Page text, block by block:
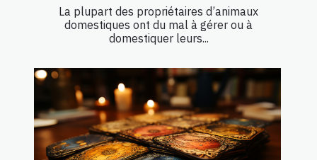
La plupart des propriétaires d’animaux
domestiques ont du mal à gérer ou à
domestiquer leurs...